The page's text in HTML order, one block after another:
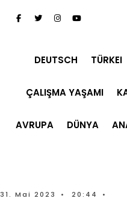
DEUTSCH TÜRKEI
ÇALIŞMA YAŞAMI
AVRUPA DÜNYA
31. Mai 2023 • 20:44 •